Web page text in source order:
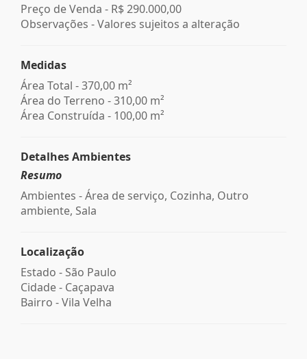
Preço de Venda - R$ 290.000,00
Observações - Valores sujeitos a alteração
Medidas
Área Total - 370,00 m²
Área do Terreno - 310,00 m²
Área Construída - 100,00 m²
Detalhes Ambientes
Resumo
Ambientes - Área de serviço, Cozinha, Outro
ambiente, Sala
Localização
Estado - São Paulo
Cidade - Caçapava
Bairro -Vila Velha